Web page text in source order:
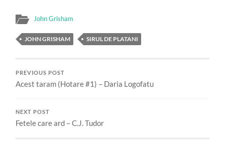
John Grisham
JOHN GRISHAM SIRUL DE PLATANI
PREVIOUS POST
Acest taram (Hotare #1) – Daria Logofatu
NEXT POST
Fetele care ard – C.J. Tudor